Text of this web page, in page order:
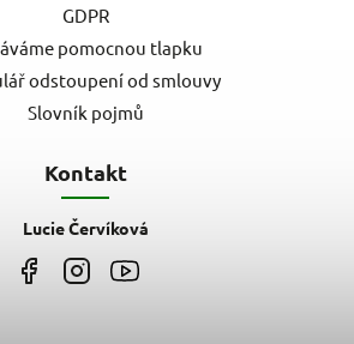
GDPR
pomocnou tlapku
odstoupení od smlouvy
Slovník pojmů
Kontakt
Lucie Červíková